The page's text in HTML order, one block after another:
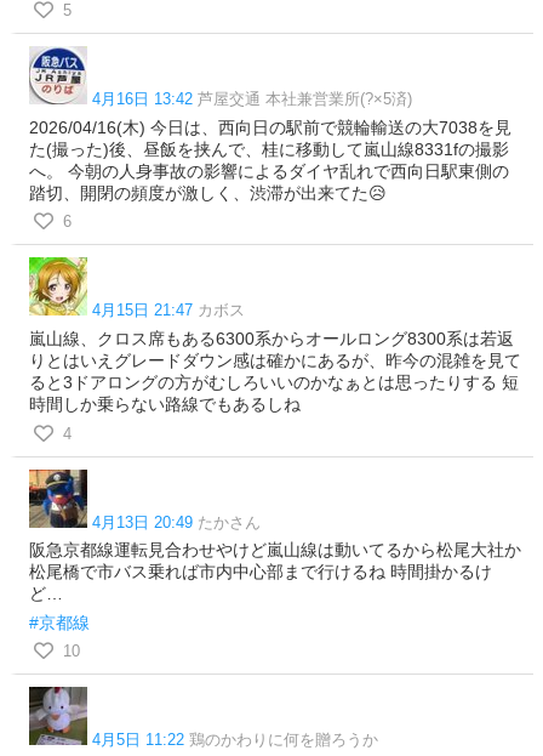
5
4月16日 13:42 芦屋交通 本社兼営業所(?×5済)
2026/04/16(木) 今日は、西向日の駅前で競輪輸送の大7038を見
た(撮った)後、昼飯を挟んで、桂に移動して嵐山線8331fの撮影
へ。 今朝の人身事故の影響によるダイヤ乱れで西向日駅東側の
踏切、開閉の頻度が激しく、渋滞が出来てた😥
6
4月15日 21:47 カボス
嵐山線、クロス席もある6300系からオールロング8300系は若返
りとはいえグレードダウン感は確かにあるが、昨今の混雑を見て
ると3ドアロングの方がむしろいいのかなぁとは思ったりする 短
時間しか乗らない路線でもあるしね
4
4月13日 20:49 たかさん
阪急京都線運転見合わせやけど嵐山線は動いてるから松尾大社か
松尾橋で市バス乗れば市内中心部まで行けるね 時間掛かるけ
ど…
#京都線
10
4月5日 11:22 鶏のかわりに何を贈ろうか